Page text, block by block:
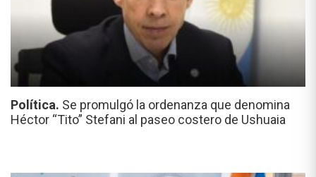
Política. Se promulgó la ordenanza que denomina
Héctor “Tito” Stefani al paseo costero de Ushuaia